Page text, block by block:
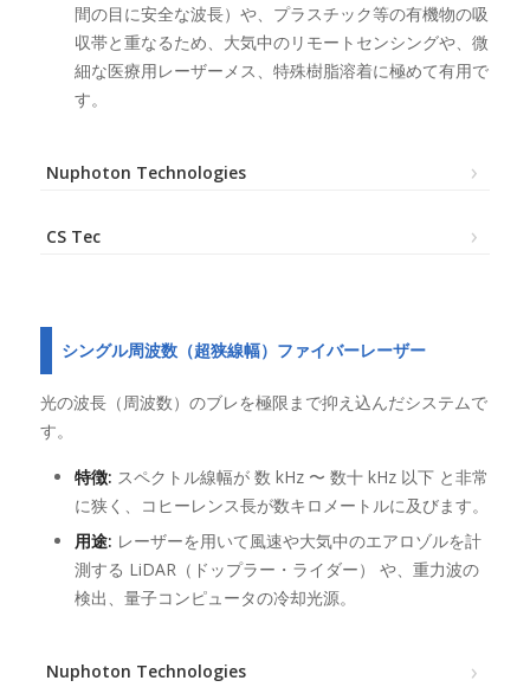
間の目に安全な波長）や、プラスチック等の有機物の吸
収帯と重なるため、大気中のリモートセンシングや、微
細な医療用レーザーメス、特殊樹脂溶着に極めて有用で
す。
Nuphoton Technologies
CS Tec
シングル周波数（超狭線幅）ファイバーレーザー
光の波長（周波数）のブレを極限まで抑え込んだシステムで
す。
特徴: スペクトル線幅が 数 kHz 〜 数十 kHz 以下 と非常
に狭く、コヒーレンス長が数キロメートルに及びます。
用途: レーザーを用いて風速や大気中のエアロゾルを計
測する LiDAR（ドップラー・ライダー） や、重力波の
検出、量子コンピュータの冷却光源。
Nuphoton Technologies